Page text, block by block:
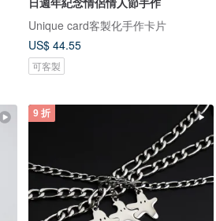
Unique card客製化手作卡片
US$ 44.55
可客製
9 折